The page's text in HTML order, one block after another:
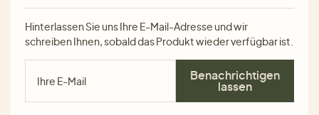
Hinterlassen Sie uns Ihre E-Mail-Adresse und wir
schreiben Ihnen, sobald das Produkt wieder verfügbar ist.
Benachrichtigen
lassen